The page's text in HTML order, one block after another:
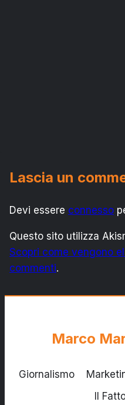
Lascia un
Devi essere connesso
Questo sito utilizza
Scopri come vengono
commenti.
Marco
Giornalismo
Il